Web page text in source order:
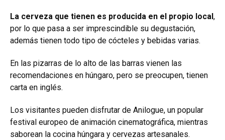
La cerveza que tienen es producida en el propio local,
por lo que pasa a ser imprescindible su degustación,
además tienen todo tipo de cócteles y bebidas varias.
En las pizarras de lo alto de las barras vienen las
recomendaciones en húngaro, pero se preocupen, tienen
carta en inglés.
Los visitantes pueden disfrutar de Anilogue, un popular
festival europeo de animación cinematográfica, mientras
saborean la cocina húngara y cervezas artesanales.